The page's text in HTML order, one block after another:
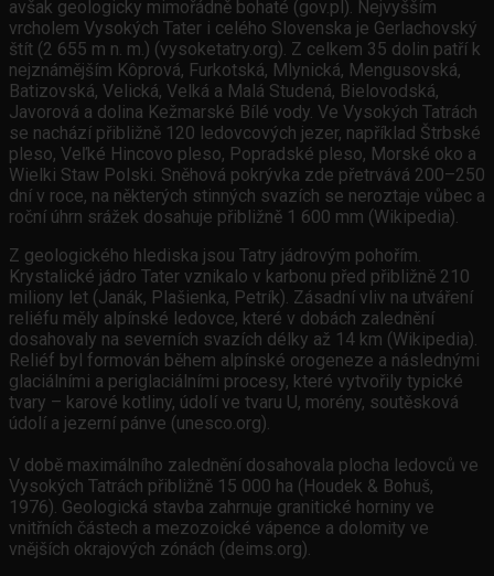
avšak geologicky mimořádně bohaté (gov.pl). Nejvyšším
vrcholem Vysokých Tater i celého Slovenska je Gerlachovský
štít (2 655 m n. m.) (vysoketatry.org). Z celkem 35 dolin patří k
nejznámějším Kôprová, Furkotská, Mlynická, Mengusovská,
Batizovská, Velická, Velká a Malá Studená, Bielovodská,
Javorová a dolina Kežmarské Bílé vody. Ve Vysokých Tatrách
se nachází přibližně 120 ledovcových jezer, například Štrbské
pleso, Veľké Hincovo pleso, Popradské pleso, Morské oko a
Wielki Staw Polski. Sněhová pokrývka zde přetrvává 200–250
dní v roce, na některých stinných svazích se neroztaje vůbec a
roční úhrn srážek dosahuje přibližně 1 600 mm (Wikipedia).
Z geologického hlediska jsou Tatry jádrovým pohořím.
Krystalické jádro Tater vznikalo v karbonu před přibližně 210
miliony let (Janák, Plašienka, Petrík). Zásadní vliv na utváření
reliéfu měly alpínské ledovce, které v dobách zalednění
dosahovaly na severních svazích délky až 14 km (Wikipedia).
Reliéf byl formován během alpínské orogeneze a následnými
glaciálními a periglaciálními procesy, které vytvořily typické
tvary – karové kotliny, údolí ve tvaru U, morény, soutěsková
údolí a jezerní pánve (unesco.org).
V době maximálního zalednění dosahovala plocha ledovců ve
Vysokých Tatrách přibližně 15 000 ha (Houdek & Bohuš,
1976). Geologická stavba zahrnuje granitické horniny ve
vnitřních částech a mezozoické vápence a dolomity ve
vnějších okrajových zónách (deims.org).